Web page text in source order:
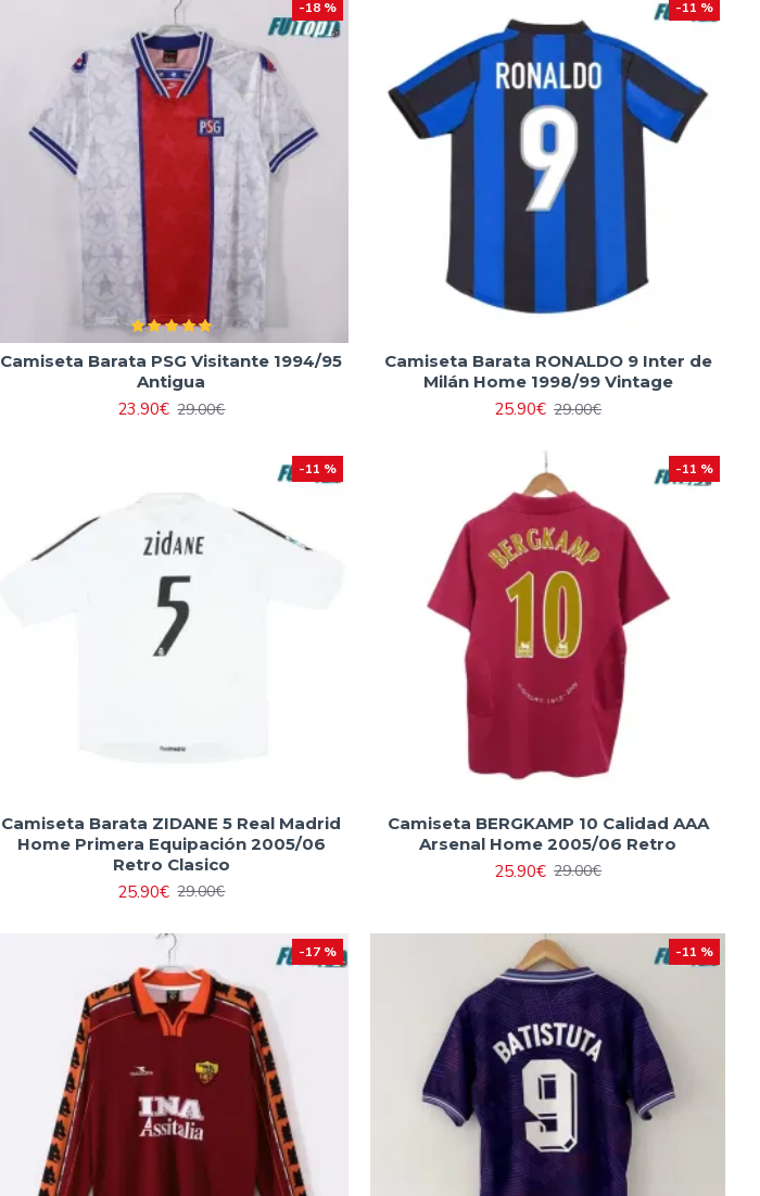
-18 %
Camiseta Barata PSG Visitante 1994/95
Antigua
23.90€ 29.00€
-11 %
Camiseta Barata RONALDO 9 Inter de
Milán Home 1998/99 Vintage
25.90€ 29.00€
-11 %
Camiseta Barata ZIDANE 5 Real Madrid
Home Primera Equipación 2005/06
Retro Clasico
25.90€ 29.00€
-11 %
Camiseta BERGKAMP 10 Calidad AAA
Arsenal Home 2005/06 Retro
25.90€ 29.00€
-17 % -11 %